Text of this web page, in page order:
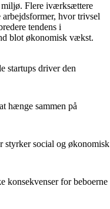
Flere iværksættere
arbejdsformer, hvor trivsel
tendens i
blot økonomisk vækst.
startups driver den
hænge sammen på
styrker social og økonomisk
konsekvenser for beboerne